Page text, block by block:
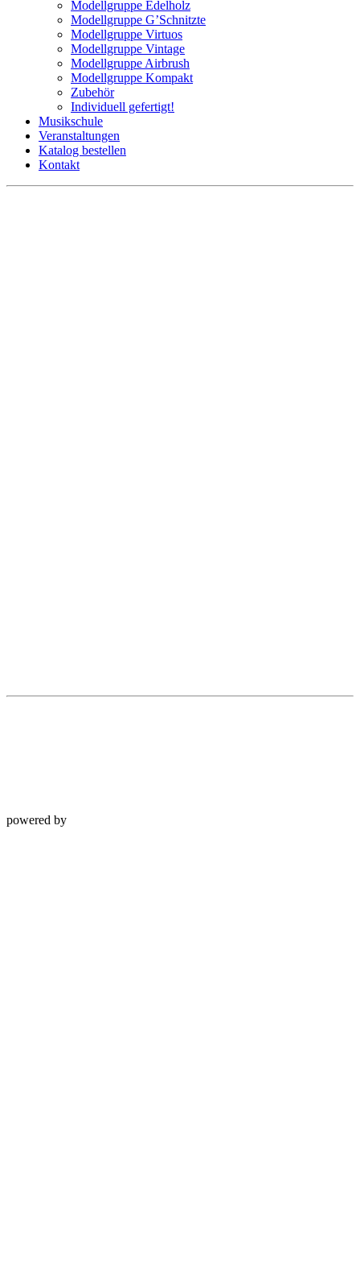
Modellgruppe Edelholz
Modellgruppe G’Schnitzte
Modellgruppe Virtuos
Modellgruppe Vintage
Modellgruppe Airbrush
Modellgruppe Kompakt
Zubehör
Individuell gefertigt!
Musikschule
Veranstaltungen
Katalog bestellen
Kontakt
powered by